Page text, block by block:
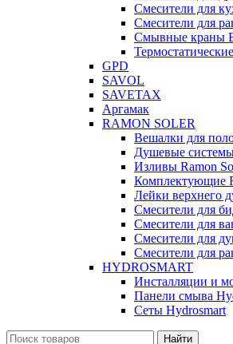
Смесители для
Смесители для
Смывные краны
GPD
SAVOL
SAVETAX
Аргамак
RAMON SOLER
Вешалки для
Душевые
Изливы Ramon
Комплектующие
Лейки верхнего
Смесители для
Смесители для
Смесители для
Смесители для
HYDROSMART
Инсталляции и
Панели смыва
Сеты Hydrosmart
Найти